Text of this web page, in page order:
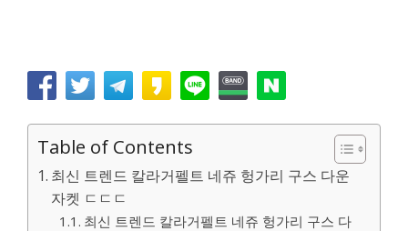
Table of Contents
최신 트렌드 칼라거펠트 네쥬 헝가리 구스 다운
자켓 ㄷㄷㄷ
최신 트렌드 칼라거펠트 네쥬 헝가리 구스 다